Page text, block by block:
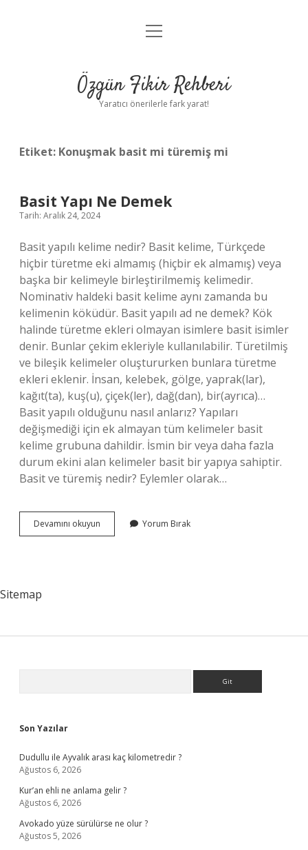
Gizlilik Politikası
Yasal Uyarı
menüyü
Özgün Fikir Rehberi
Yaratıcı önerilerle fark yarat!
Etiket: Konuşmak basit mi türemiş mi
Basit Yapı Ne Demek
Tarih: Aralık 24, 2024
Basit yapılı kelime nedir? Basit kelime, Türkçede
hiçbir türetme eki almamış (hiçbir ek almamış) veya
başka bir kelimeyle birleştirilmemiş kelimedir.
Nominativ haldeki basit kelime aynı zamanda bu
kelimenin köküdür. Basit yapılı ad ne demek? Kök
halinde türetme ekleri olmayan isimlere basit isimler
denir. Bunlar çekim ekleriyle kullanılabilir. Türetilmiş
ve bileşik kelimeler oluştururken bunlara türetme
ekleri eklenir. İnsan, kelebek, gölge, yaprak(lar),
kağıt(ta), kuş(u), çiçek(ler), dağ(dan), bir(ayrıca)…
Basit yapılı olduğunu nasıl anlarız? Yapıları
değişmediği için ek almayan tüm kelimeler basit
kelime grubuna dahildir. İsmin bir veya daha fazla
durum ekini alan kelimeler basit bir yapıya sahiptir.
Basit ve türemiş nedir? Eylemler olarak…
Devamını okuyun
Yapı
Yorum Bırak
Sitemap
Son Yazılar
Dudullu ile Ayvalık arası kaç kilometredir ?
Ağustos 6, 2026
Kur’an ehli ne anlama gelir ?
Ağustos 6, 2026
Avokado yüze sürülürse ne olur ?
Ağustos 5, 2026